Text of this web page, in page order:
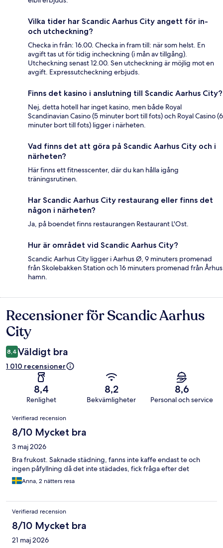
Vilka tider har Scandic Aarhus City angett för in-
och utcheckning?
Checka in från: 16.00. Checka in fram till: när som helst. En
avgift tas ut för tidig incheckning (i mån av tillgång).
Utcheckning senast 12.00. Sen utcheckning är möjlig mot en
avgift. Expressutcheckning erbjuds.
Finns det kasino i anslutning till Scandic Aarhus City?
Nej, detta hotell har inget kasino, men både Royal
Scandinavian Casino (5 minuter bort till fots) och Royal Casino (6
minuter bort till fots) ligger i närheten.
Vad finns det att göra på Scandic Aarhus City och i
närheten?
Här finns ett fitnesscenter, där du kan hålla igång
träningsrutinen.
Har Scandic Aarhus City restaurang eller finns det
någon i närheten?
Ja, på boendet finns restaurangen Restaurant L'Ost.
Hur är området vid Scandic Aarhus City?
Scandic Aarhus City ligger i Aarhus Ø, 9 minuters promenad
från Skolebakken Station och 16 minuters promenad från Århus
hamn.
Recensioner
Recensioner för Scandic Aarhus
City
8,4 Väldigt bra
1 010 recensioner
8,4
Renlighet
8,2
Bekvämligheter
8,6
Personal och service
Recensioner
Verifierad recension
8/10 Mycket bra
3 maj 2026
Bra frukost. Saknade städning, fanns inte kaffe endast te och
ingen påfyllning då det inte städades, fick fråga efter det
Anna, 2 nätters resa
Verifierad recension
8/10 Mycket bra
21 maj 2026